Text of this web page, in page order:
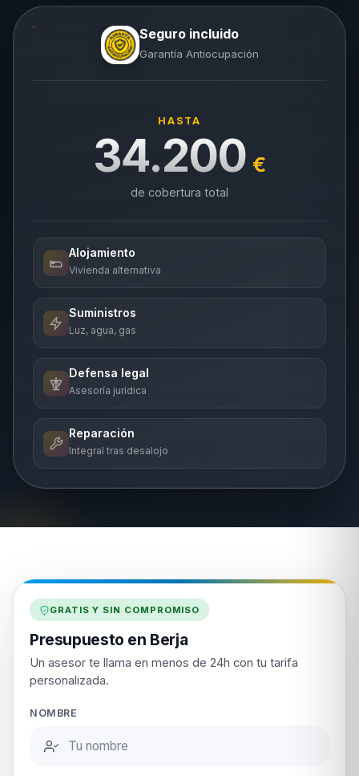
Seguro incluido
Garantía Antiocupación
HASTA
34.200 €
de cobertura total
Alojamiento
Vivienda alternativa
Suministros
Luz, agua, gas
Defensa legal
Asesoría jurídica
Reparación
Integral tras desalojo
GRATIS Y SIN COMPROMISO
Presupuesto en Berja
Un asesor te llama en menos de 24h con tu tarifa
personalizada.
NOMBRE